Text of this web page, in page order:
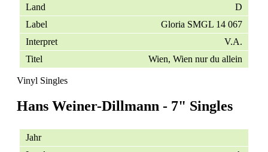
D
Gloria SMGL 14 067
V.A.
Wien, Wien nur du allein
Vinyl Singles
Hans Weiner-Dillmann - 7" Singles